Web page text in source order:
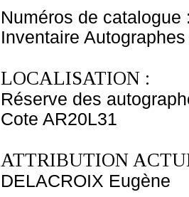
Numéros de catalogue
Inventaire
LOCALISATION :
Réserve des
Cote AR20L31
ATTRIBUTION
DELACROIX Eugène